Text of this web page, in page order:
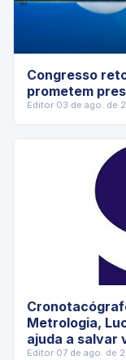
Congresso
prometem
Editor·03 de ago. de
Metrologia,
ajuda a salvar
Editor·07 de ago. de